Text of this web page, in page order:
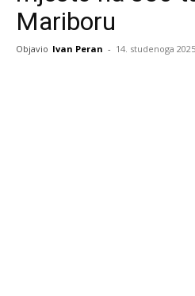
Mariboru
Objavio Ivan Peran - 14. studenoga 2025.